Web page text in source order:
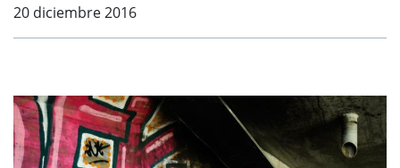
20 diciembre 2016